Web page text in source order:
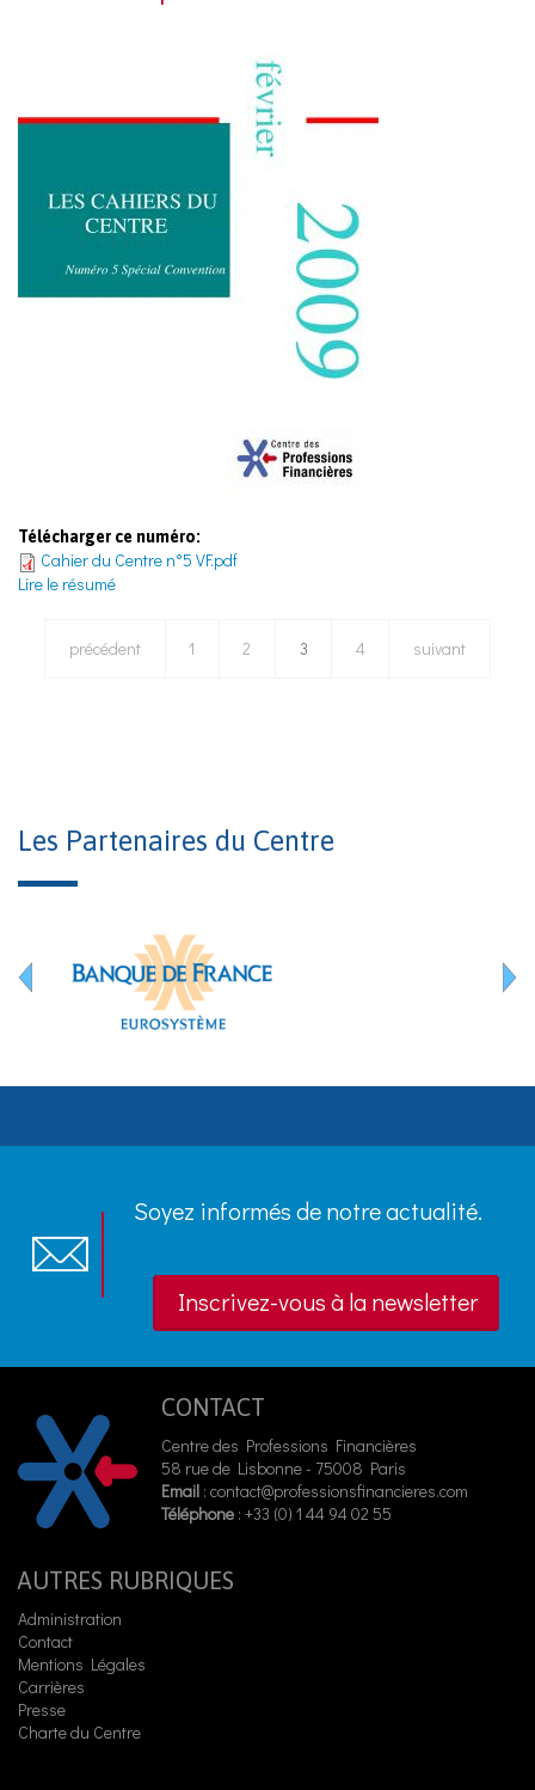
Télécharger ce numéro:
Cahier du Centre n°5 VF.pdf
Lire le résumé
précédent 1 2 3 4 suivant
Les Partenaires du Centre
Soyez informés de notre actualité.
Inscrivez-vous à la newsletter
CONTACT
Centre des Professions Financières
58 rue de Lisbonne - 75008 Paris
Email : contact@professionsfinancieres.com
Téléphone : +33 (0) 1 44 94 02 55
AUTRES RUBRIQUES
Administration
Contact
Mentions Légales
Carrières
Presse
Charte du Centre